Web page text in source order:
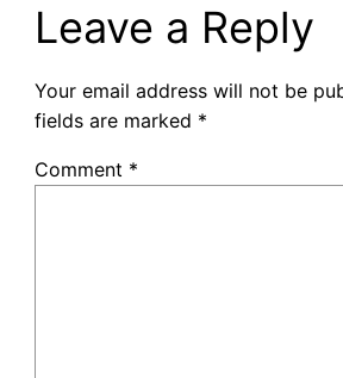
Leave a Reply
Your email address will not be
fields are marked *
Comment *